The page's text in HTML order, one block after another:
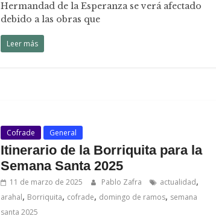
Hermandad de la Esperanza se verá afectado
debido a las obras que
Leer más
Cofrade General
Itinerario de la Borriquita para la
Semana Santa 2025
11 de marzo de 2025 Pablo Zafra actualidad,
arahal, Borriquita, cofrade, domingo de ramos, semana
santa 2025